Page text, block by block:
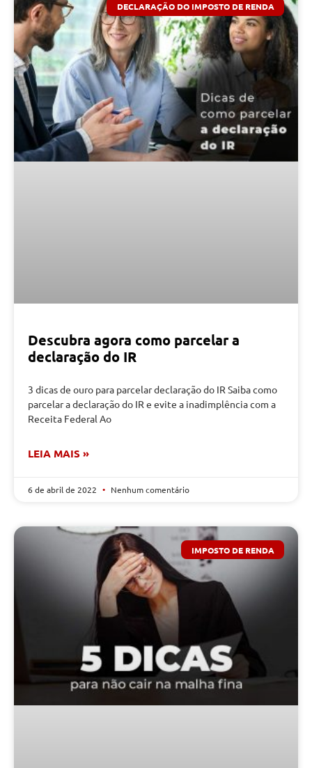
DECLARAÇÃO DO IMPOSTO DE RENDA
Descubra agora como parcelar a
declaração do IR
3 dicas de ouro para parcelar declaração do IR Saiba como
parcelar a declaração do IR e evite a inadimplência com a
Receita Federal Ao
LEIA MAIS »
6 de abril de 2022 Nenhum comentário
IMPOSTO DE RENDA